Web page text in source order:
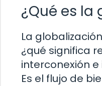
¿Qué es la
La
¿qué significa
interconexión
Es el flujo de